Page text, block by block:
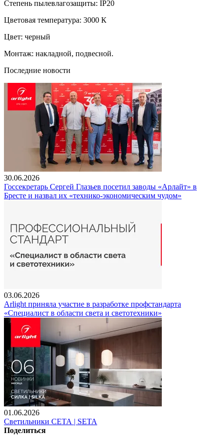
Степень пылевлагозащиты: IP20
Цветовая температура: 3000 К
Цвет: черный
Монтаж: накладной, подвесной.
Последние новости
30.06.2026
Госсекретарь Сергей Глазьев посетил заводы «Арлайт» в
Бресте и назвал их «технико-экономическим чудом»
03.06.2026
Arlight приняла участие в разработке профстандарта
«Специалист в области света и светотехники»
01.06.2026
Светильники СЕТА | SETA
Поделиться